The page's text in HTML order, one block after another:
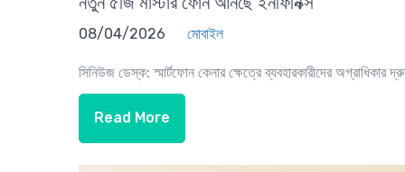
08/04/2026 মোবাইল
সিনিউজ ডেস্ক: স্মার্টফোন কেনার ক্ষেত্রে ব্যবহারকারীদের অগ্রাধিকার
Read More